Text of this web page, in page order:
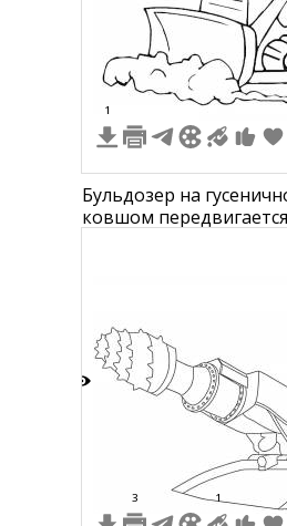
1
Бульдозер на
ковшом
3 1